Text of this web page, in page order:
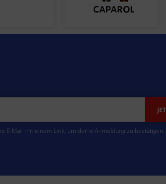
E-Mail mit einem Link, um deine Anmeldung zu